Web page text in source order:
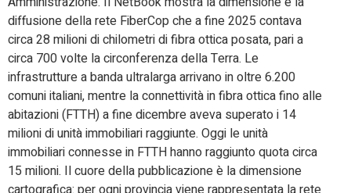
diffusione della rete FiberCop che a fine 2025 contava
circa 28 milioni di chilometri di fibra ottica posata, pari a
circa 700 volte la circonferenza della Terra. Le
infrastrutture a banda ultralarga arrivano in oltre 6.200
comuni italiani, mentre la connettività in fibra ottica fino alle
abitazioni (FTTH) a fine dicembre aveva superato i 14
milioni di unità immobiliari raggiunte. Oggi le unità
immobiliari connesse in FTTH hanno raggiunto quota circa
15 milioni. Il cuore della pubblicazione è la dimensione